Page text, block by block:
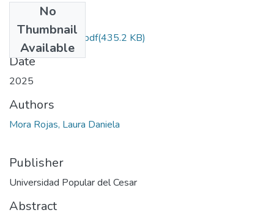
No
Thumbnail
Available
MoraRojas.2025.pdf(435.2 KB)
Date
2025
Authors
Mora Rojas, Laura Daniela
Publisher
Universidad Popular del Cesar
Abstract